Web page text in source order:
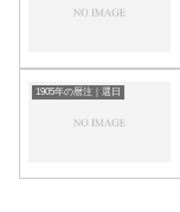
1905年の暦注｜選日